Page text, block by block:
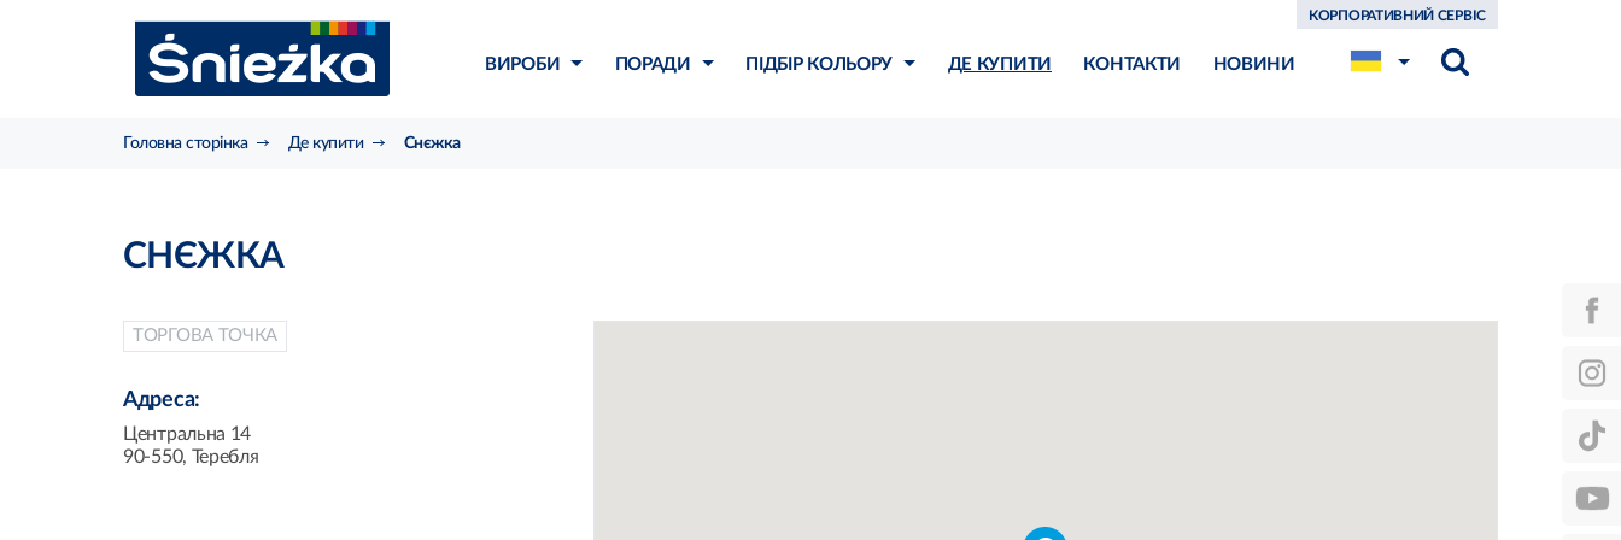
ВИРОБИ ПОРАДИ ПІДБІР КОЛЬОРУ ДЕ КУПИТИ КОНТАКТИ НОВИНИ
КОРПОРАТИВНИЙ СЕРВІС
Головна сторінка Де купити Снєжка
СНЄЖКА
ТОРГОВА ТОЧКА
Адреса:
Центральна 14
90-550, Теребля